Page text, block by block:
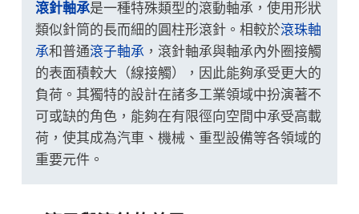
滾針軸承是一種特殊類型的滾動軸承，使用形狀
類似針筒的長而細的圓柱形滾針。相較於滾珠軸
承和普通滾子軸承，滾針軸承與軸承內外圈接觸
的表面積較大（線接觸），因此能夠承受更大的
負荷。其獨特的設計在諸多工業領域中扮演著不
可或缺的角色，能夠在有限徑向空間中承受高載
荷，使其成為汽車、機械、重型設備等各領域的
重要元件。